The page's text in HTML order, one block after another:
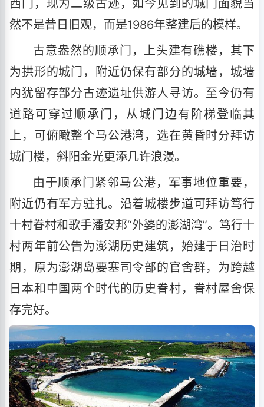
西门，现为二级古迹，如今见到的城门面貌当
然不是昔日旧观，而是1986年整建后的模样。
古意盎然的顺承门，上头建有礁楼，其下
为拱形的城门，附近仍保有部分的城墙，城墙
内犹留存部分古迹遗址供游人寻访。至今仍有
道路可穿过顺承门，从城门边有阶梯登临其
上，可俯瞰整个马公港湾，选在黄昏时分拜访
城门楼，斜阳金光更添几许浪漫。
由于顺承门紧邻马公港，军事地位重要，
附近仍有军方驻扎。沿着城楼步道可拜访笃行
十村眷村和歌手潘安邦“外婆的澎湖湾”。笃行十
村两年前公告为澎湖历史建筑，始建于日治时
期，原为澎湖岛要塞司令部的官舍群，为跨越
日本和中国两个时代的历史眷村，眷村屋舍保
存完好。